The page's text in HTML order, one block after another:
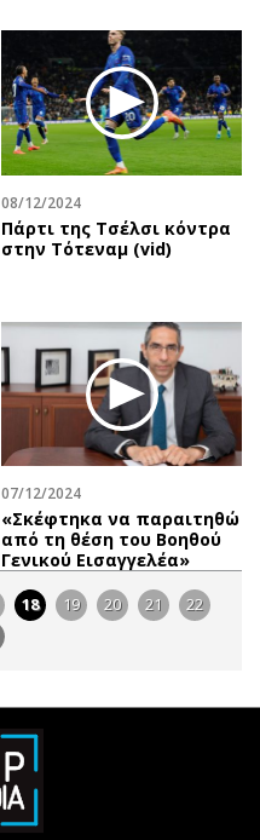
08/12/2024
Πάρτι της Τσέλσι κόντρα
στην Τότεναμ (vid)
07/12/2024
«Σκέφτηκα να παραιτηθώ
από τη θέση του Βοηθού
Γενικού Εισαγγελέα»
18 19 20 21 22